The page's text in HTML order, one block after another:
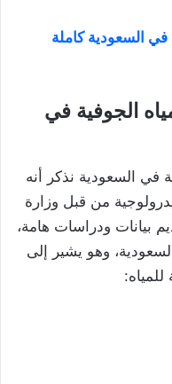
السعودية كاملة
الجوفية في
في السعودية نذكر أنه
من قبل وزارة
بيانات ودراسات هامة،
وهو يشير إلى